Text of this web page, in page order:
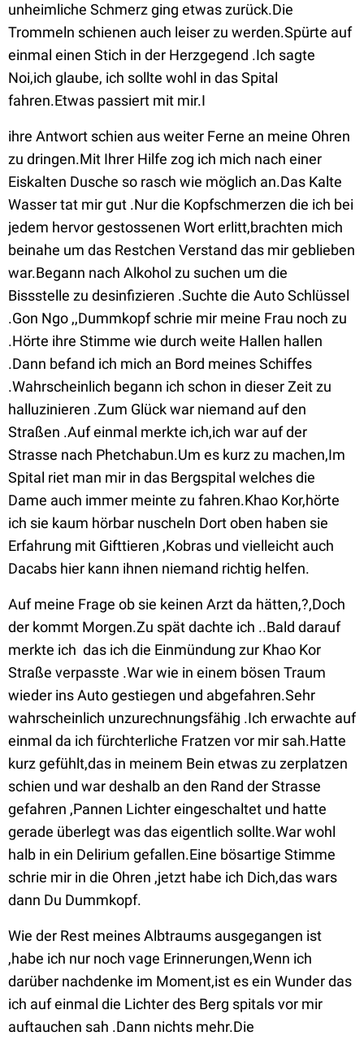
unheimliche Schmerz ging etwas zurück.Die
Trommeln schienen auch leiser zu werden.Spürte auf
einmal einen Stich in der Herzgegend .Ich sagte
Noi,ich glaube, ich sollte wohl in das Spital
fahren.Etwas passiert mit mir.I
ihre Antwort schien aus weiter Ferne an meine Ohren
zu dringen.Mit Ihrer Hilfe zog ich mich nach einer
Eiskalten Dusche so rasch wie möglich an.Das Kalte
Wasser tat mir gut .Nur die Kopfschmerzen die ich bei
jedem hervor gestossenen Wort erlitt,brachten mich
beinahe um das Restchen Verstand das mir geblieben
war.Begann nach Alkohol zu suchen um die
Bissstelle zu desinfizieren .Suchte die Auto Schlüssel
.Gon Ngo ,,Dummkopf schrie mir meine Frau noch zu
.Hörte ihre Stimme wie durch weite Hallen hallen
.Dann befand ich mich an Bord meines Schiffes
.Wahrscheinlich begann ich schon in dieser Zeit zu
halluzinieren .Zum Glück war niemand auf den
Straßen .Auf einmal merkte ich,ich war auf der
Strasse nach Phetchabun.Um es kurz zu machen,Im
Spital riet man mir in das Bergspital welches die
Dame auch immer meinte zu fahren.Khao Kor,hörte
ich sie kaum hörbar nuscheln Dort oben haben sie
Erfahrung mit Gifttieren ,Kobras und vielleicht auch
Dacabs hier kann ihnen niemand richtig helfen.
Auf meine Frage ob sie keinen Arzt da hätten,?,Doch
der kommt Morgen.Zu spät dachte ich ..Bald darauf
merkte ich das ich die Einmündung zur Khao Kor
Straße verpasste .War wie in einem bösen Traum
wieder ins Auto gestiegen und abgefahren.Sehr
wahrscheinlich unzurechnungsfähig .Ich erwachte auf
einmal da ich fürchterliche Fratzen vor mir sah.Hatte
kurz gefühlt,das in meinem Bein etwas zu zerplatzen
schien und war deshalb an den Rand der Strasse
gefahren ,Pannen Lichter eingeschaltet und hatte
gerade überlegt was das eigentlich sollte.War wohl
halb in ein Delirium gefallen.Eine bösartige Stimme
schrie mir in die Ohren ,jetzt habe ich Dich,das wars
dann Du Dummkopf.
Wie der Rest meines Albtraums ausgegangen ist
,habe ich nur noch vage Erinnerungen,Wenn ich
darüber nachdenke im Moment,ist es ein Wunder das
ich auf einmal die Lichter des Berg spitals vor mir
auftauchen sah .Dann nichts mehr.Die